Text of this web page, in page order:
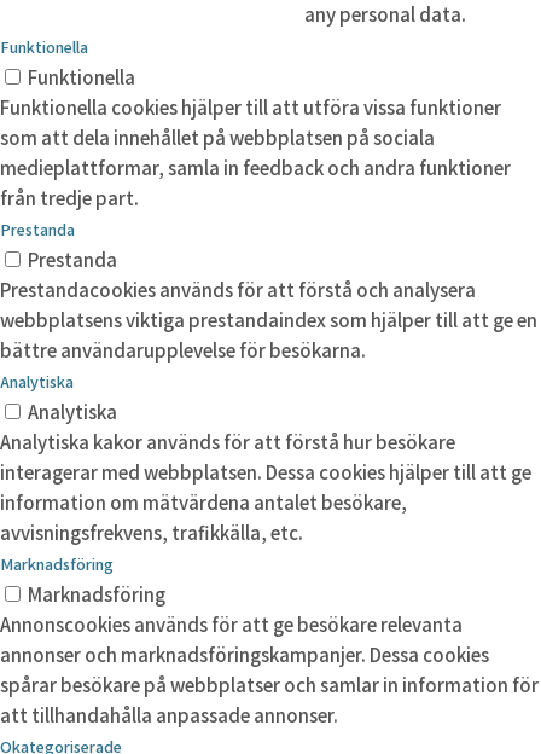
any personal data.
Funktionella
Funktionella
Funktionella cookies hjälper till att utföra vissa funktioner
som att dela innehållet på webbplatsen på sociala
medieplattformar, samla in feedback och andra funktioner
från tredje part.
Prestanda
Prestanda
Prestandacookies används för att förstå och analysera
webbplatsens viktiga prestandaindex som hjälper till att ge en
bättre användarupplevelse för besökarna.
Analytiska
Analytiska
Analytiska kakor används för att förstå hur besökare
interagerar med webbplatsen. Dessa cookies hjälper till att ge
information om mätvärdena antalet besökare,
avvisningsfrekvens, trafikkälla, etc.
Marknadsföring
Marknadsföring
Annonscookies används för att ge besökare relevanta
annonser och marknadsföringskampanjer. Dessa cookies
spårar besökare på webbplatser och samlar in information för
att tillhandahålla anpassade annonser.
Okategoriserade